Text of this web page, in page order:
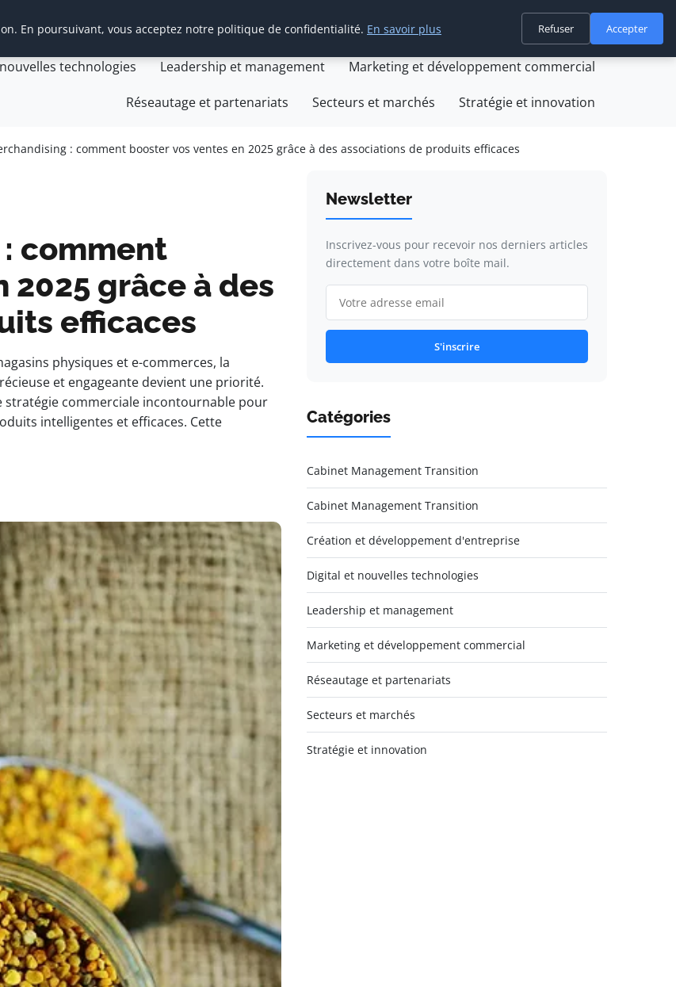
Transition Cabinet Management Transition Création et développement d'entreprise
technologies Leadership et management Marketing et développement commercial
Réseautage et partenariats Secteurs et marchés Stratégie et innovation
: comment booster vos ventes en 2025 grâce à des associations de produits efficaces
comment
2025 grâce à des
efficaces
physiques et e-commerces, la
et engageante devient une priorité.
stratégie commerciale incontournable pour
intelligentes et efficaces. Cette
Newsletter
Inscrivez-vous pour recevoir nos derniers articles
directement dans votre boîte mail.
S'inscrire
Catégories
Cabinet Management Transition
Cabinet Management Transition
Création et développement d'entreprise
Digital et nouvelles technologies
Leadership et management
Marketing et développement commercial
Réseautage et partenariats
Secteurs et marchés
Stratégie et innovation
En poursuivant, vous acceptez notre politique de confidentialité. En savoir plus Refuser Accepter